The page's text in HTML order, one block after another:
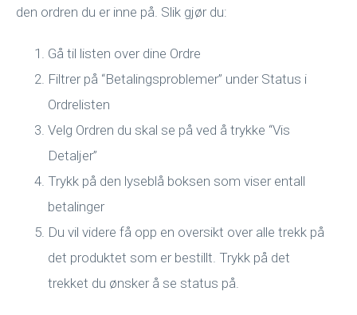
den ordren du er inne på. Slik gjør du:
Gå til listen over dine Ordre
Filtrer på “Betalingsproblemer” under Status i
Ordrelisten
Velg Ordren du skal se på ved å trykke “Vis
Detaljer”
Trykk på den lyseblå boksen som viser entall
betalinger
Du vil videre få opp en oversikt over alle trekk på
det produktet som er bestillt. Trykk på det
trekket du ønsker å se status på.